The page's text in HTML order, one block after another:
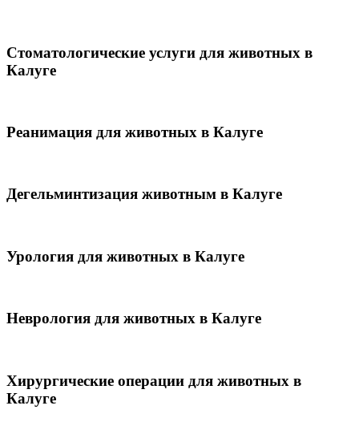
Стоматологические услуги для животных в
Калуге
Реанимация для животных в Калуге
Дегельминтизация животным в Калуге
Урология для животных в Калуге
Неврология для животных в Калуге
Хирургические операции для животных в
Калуге